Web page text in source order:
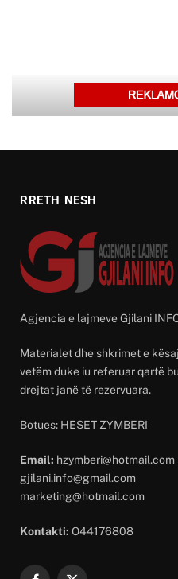
RRETH NESH
Agjencia e lajmeve Gjilani
Materialet dhe shkrimet e
vetëm duke iu referuar qartë
drejtat janë të rezervuara.
Botues: HESET ZYMBERI
Email: hzymberi@hotmail.com
gjilani.info@gmail.com
marketing@hotmail.com
Kontakti: O44176808